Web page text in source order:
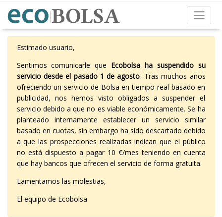
Estimado usuario,
Sentimos comunicarle que Ecobolsa ha suspendido su
servicio desde el pasado 1 de agosto. Tras muchos años
ofreciendo un servicio de Bolsa en tiempo real basado en
publicidad, nos hemos visto obligados a suspender el
servicio debido a que no es viable económicamente. Se ha
planteado internamente establecer un servicio similar
basado en cuotas, sin embargo ha sido descartado debido
a que las prospecciones realizadas indican que el público
no está dispuesto a pagar 10 €/mes teniendo en cuenta
que hay bancos que ofrecen el servicio de forma gratuita.
Lamentamos las molestias,
El equipo de Ecobolsa